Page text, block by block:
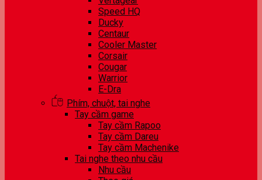
Speed HQ
Ducky
Centaur
Cooler Master
Corsair
Cougar
Warrior
E-Dra
Phím, chuột, tai nghe
Tay cầm game
Tay cầm Rapoo
Tay cầm Dareu
Tay cầm Machenike
Tai nghe theo nhu cầu
Nhu cầu